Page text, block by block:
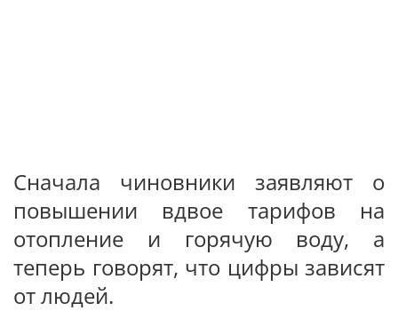
Сначала чиновники заявляют о
повышении вдвое тарифов на
отопление и горячую воду, а
теперь говорят, что цифры зависят
от людей.